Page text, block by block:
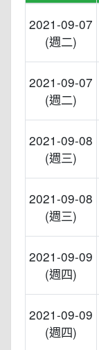
2021-09-07
(週二)
2021-09-07
(週二)
2021-09-08
(週三)
2021-09-08
(週三)
2021-09-09
(週四)
2021-09-09
(週四)